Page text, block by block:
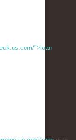
">loan